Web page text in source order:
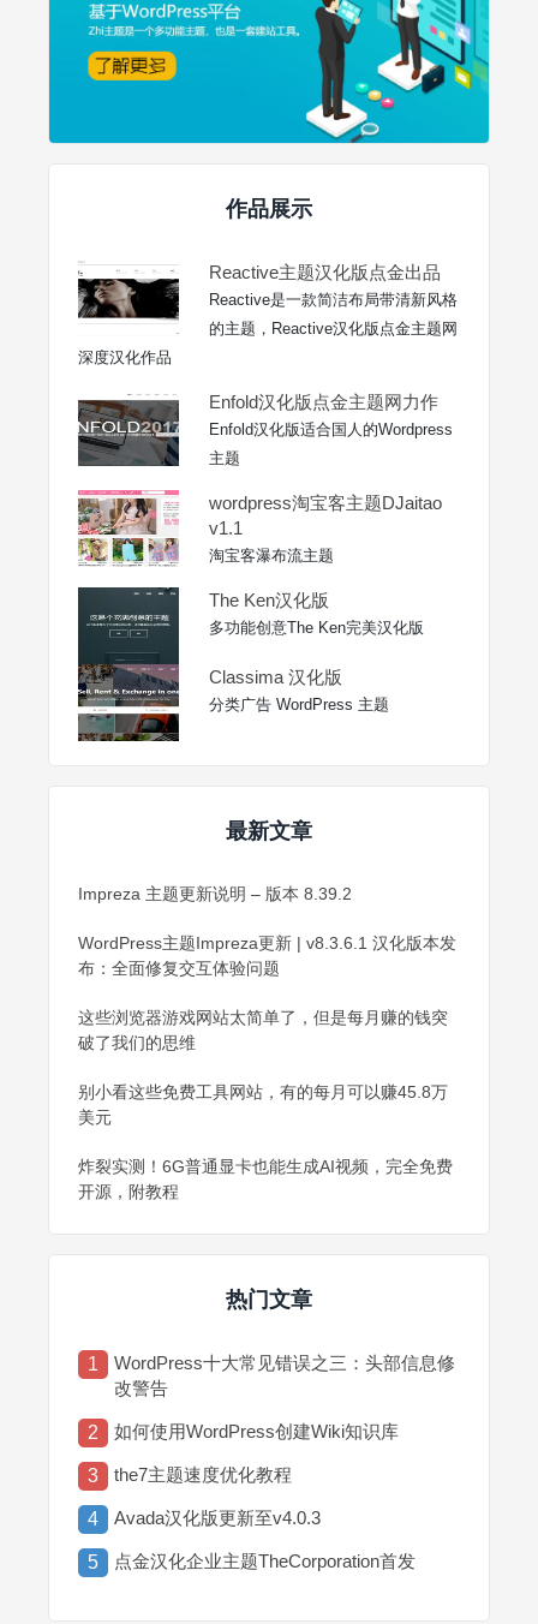
作品展示
Reactive主题汉化版点金出品
Reactive是一款简洁布局带清新风格
的主题，Reactive汉化版点金主题网
深度汉化作品
Enfold汉化版点金主题网力作
Enfold汉化版适合国人的Wordpress
主题
wordpress淘宝客主题DJaitao
v1.1
淘宝客瀑布流主题
The Ken汉化版
多功能创意The Ken完美汉化版
Classima 汉化版
分类广告 WordPress 主题
最新文章
Impreza 主题更新说明 – 版本 8.39.2
WordPress主题Impreza更新 | v8.3.6.1 汉化版本发
布：全面修复交互体验问题
这些浏览器游戏网站太简单了，但是每月赚的钱突
破了我们的思维
别小看这些免费工具网站，有的每月可以赚45.8万
美元
炸裂实测！6G普通显卡也能生成AI视频，完全免费
开源，附教程
热门文章
1
WordPress十大常见错误之三：头部信息修
改警告
2 如何使用WordPress创建Wiki知识库
3 the7主题速度优化教程
4 Avada汉化版更新至v4.0.3
5 点金汉化企业主题TheCorporation首发